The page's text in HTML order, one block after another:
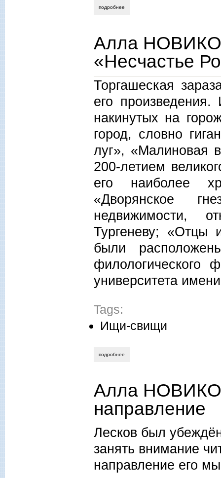
подробнее
Алла
«Несчастье
Торгашеская
его
накинутых на
город, словно
луг», «Малиновая
200-летием
его наиболее
«Дворянское
недвижимости,
Тургеневу; «Отцы
были
филологического
университета
Tags:
Ищи-свищи
подробнее
Алла
направление
Лесков был
занять внимание
направление его